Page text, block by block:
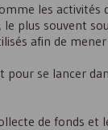
les
plus souvent
afin de
se lancer
de fonds